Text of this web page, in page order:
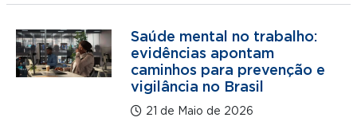
Saúde mental no trabalho:
evidências apontam
caminhos para prevenção e
vigilância no Brasil
21 de Maio de 2026